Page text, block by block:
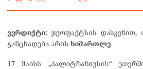
ვერდიქტი: ჯეოფაქტსის დასკვნით,
განცხადება არის სიმართლე
17 მაისს „პალიტრანიუსის“